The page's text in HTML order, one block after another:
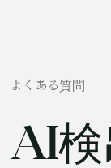
よくある質問
AI検